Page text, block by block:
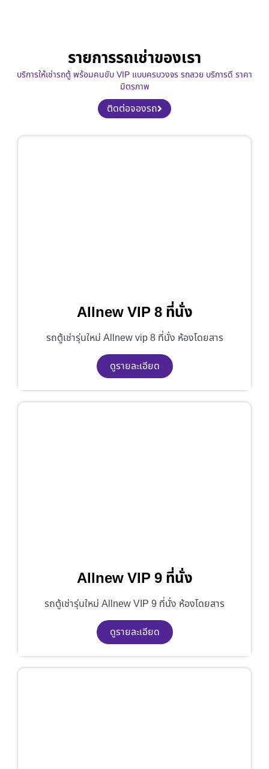
รายการรถเช่าของเรา
บริการให้เช่ารถตู้ พร้อมคนขับ VIP แบบครบวงจร รถสวย บริการดี ราคา
มิตรภาพ
ติดต่อจองรถ
Allnew VIP 8 ที่นั่ง
รถตู้เช่ารุ่นใหม่ Allnew vip 8 ที่นั่ง ห้องโดยสาร
ดูรายละเอียด
Allnew VIP 9 ที่นั่ง
รถตู้เช่ารุ่นใหม่ Allnew VIP 9 ที่นั่ง ห้องโดยสาร
ดูรายละเอียด